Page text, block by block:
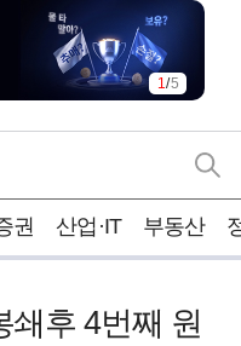
1/5
권 산업·IT 부동산
쇄후 4번째 원